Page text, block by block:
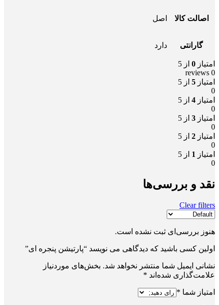
اصالت کالا اصل
گارانتی دارد
امتیاز 0 از 5
0 reviews
امتیاز 5 از 5
0
امتیاز 4 از 5
0
امتیاز 3 از 5
0
امتیاز 2 از 5
0
امتیاز 1 از 5
0
نقد و بررسی‌ها
Clear filters
هنوز بررسی‌ای ثبت نشده است.
اولین کسی باشید که دیدگاهی می نویسد “پارتیشن پنجره ای”
نشانی ایمیل شما منتشر نخواهد شد. بخش‌های موردنیاز
علامت‌گذاری شده‌اند *
امتیاز شما *